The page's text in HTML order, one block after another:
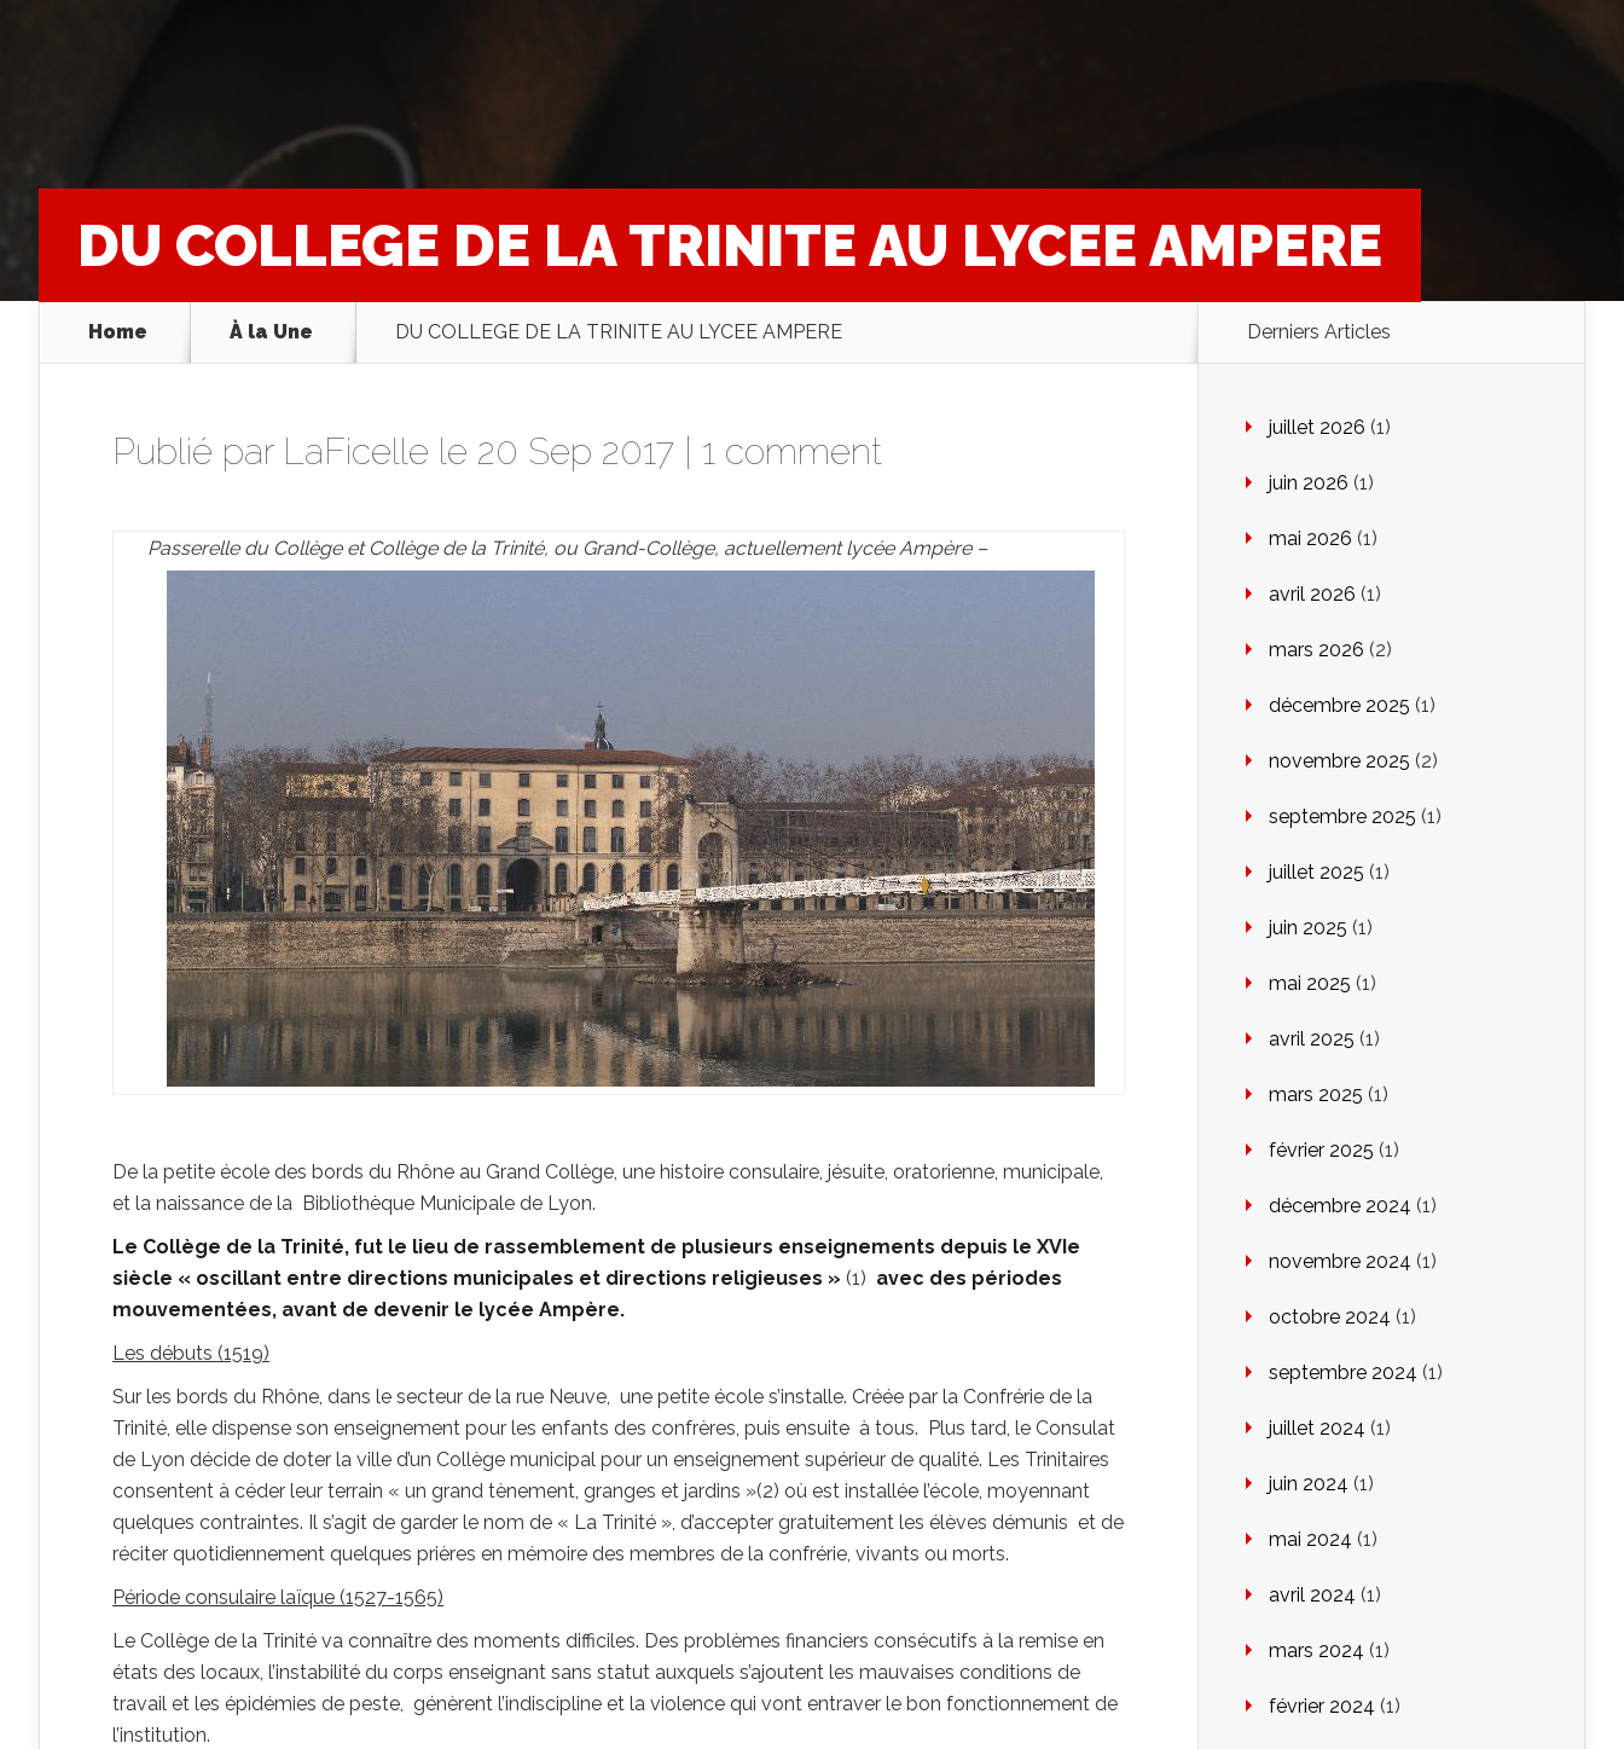
DU COLLEGE DE LA TRINITE AU LYCEE AMPERE
Home À la Une DU COLLEGE DE LA TRINITE AU LYCEE AMPERE
Publié par LaFicelle le 20 Sep 2017 | 1 comment
Passerelle du Collège et Collège de la Trinité, ou Grand-Collège, actuellement lycée Ampère –
De la petite école des bords du Rhône au Grand Collège, une histoire consulaire, jésuite, oratorienne, municipale,
et la naissance de la Bibliothèque Municipale de Lyon.
Le Collège de la Trinité, fut le lieu de rassemblement de plusieurs enseignements depuis le XVIe
siècle « oscillant entre directions municipales et directions religieuses » (1) avec des périodes
mouvementées, avant de devenir le lycée Ampère.
Les débuts (1519)
Sur les bords du Rhône, dans le secteur de la rue Neuve, une petite école s’installe. Créée par la Confrérie de la
Trinité, elle dispense son enseignement pour les enfants des confrères, puis ensuite à tous. Plus tard, le Consulat
de Lyon décide de doter la ville d’un Collège municipal pour un enseignement supérieur de qualité. Les Trinitaires
consentent à céder leur terrain « un grand tènement, granges et jardins »(2) où est installée l’école, moyennant
quelques contraintes. Il s’agit de garder le nom de « La Trinité », d’accepter gratuitement les élèves démunis et de
réciter quotidiennement quelques prières en mémoire des membres de la confrérie, vivants ou morts.
Période consulaire laïque (1527-1565)
Le Collège de la Trinité va connaître des moments difficiles. Des problèmes financiers consécutifs à la remise en
états des locaux, l’instabilité du corps enseignant sans statut auxquels s’ajoutent les mauvaises conditions de
travail et les épidémies de peste, génèrent l’indiscipline et la violence qui vont entraver le bon fonctionnement de
l’institution.
Derniers Articles
juillet 2026 (1)
juin 2026 (1)
mai 2026 (1)
avril 2026 (1)
mars 2026 (2)
décembre 2025 (1)
novembre 2025 (2)
septembre 2025 (1)
juillet 2025 (1)
juin 2025 (1)
mai 2025 (1)
avril 2025 (1)
mars 2025 (1)
février 2025 (1)
décembre 2024 (1)
novembre 2024 (1)
octobre 2024 (1)
septembre 2024 (1)
juillet 2024 (1)
juin 2024 (1)
mai 2024 (1)
avril 2024 (1)
mars 2024 (1)
février 2024 (1)